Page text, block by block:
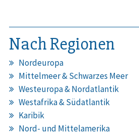
Nach Regionen
Nordeuropa
Mittelmeer & Schwarzes Meer
Westeuropa & Nordatlantik
Westafrika & Südatlantik
Karibik
Nord- und Mittelamerika